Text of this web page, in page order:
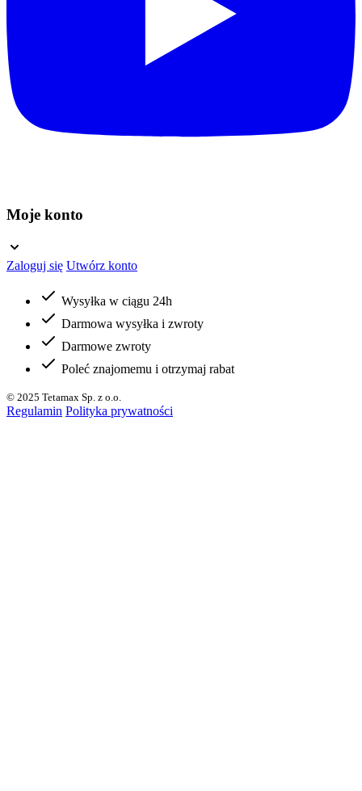
Moje konto
Zaloguj się Utwórz konto
Wysyłka w ciągu 24h
Darmowa wysyłka i zwroty
Darmowe zwroty
Poleć znajomemu i otrzymaj rabat
© 2025 Tetamax Sp. z o.o.
Regulamin Polityka prywatności